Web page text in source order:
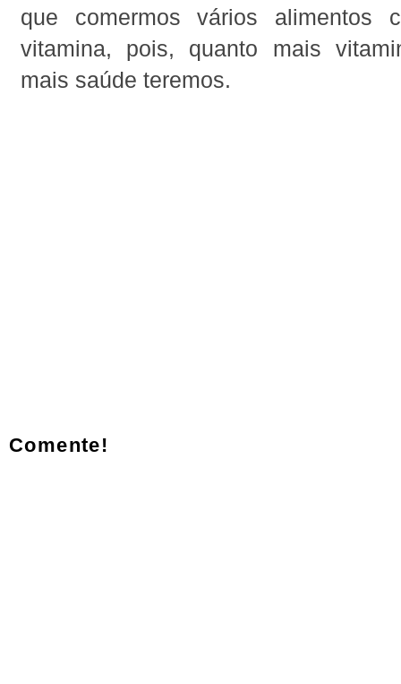
que comermos vários alimentos
vitamina, pois, quanto mais
mais saúde teremos.
Comente!